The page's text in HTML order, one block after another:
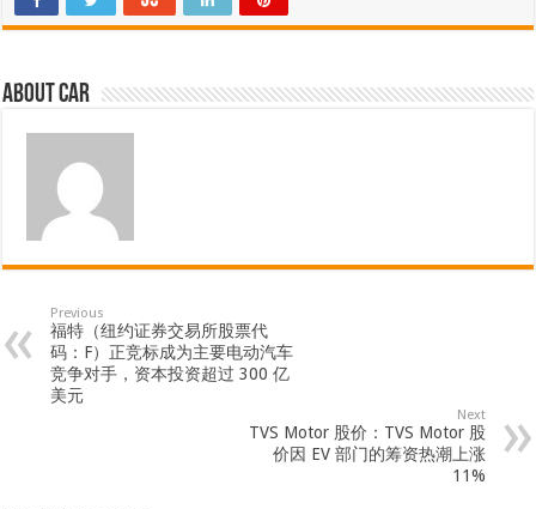
About car
Previous
福特（纽约证券交易所股票代
码：F）正竞标成为主要电动汽车
竞争对手，资本投资超过 300 亿
美元
Next
TVS Motor 股价：TVS Motor 股
价因 EV 部门的筹资热潮上涨
11%